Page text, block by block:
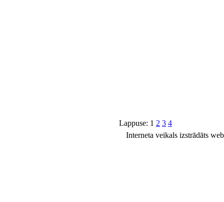
Lappuse: 1 2 3 4
Interneta veikals izstrādāts